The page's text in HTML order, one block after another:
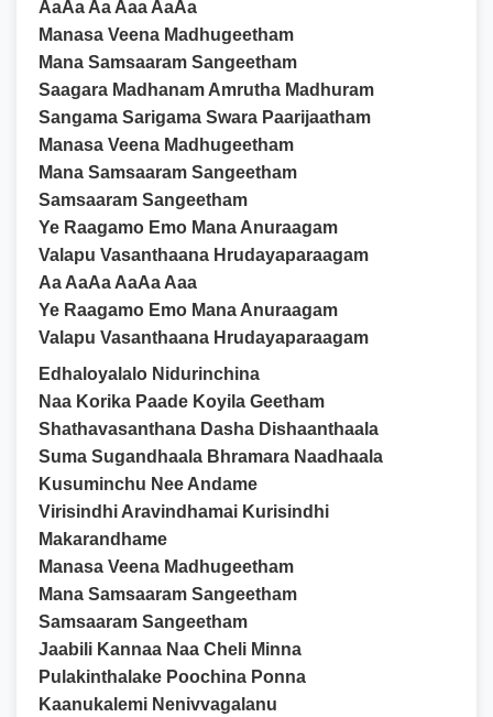
AaAa Aa Aaa AaAa
Manasa Veena Madhugeetham
Mana Samsaaram Sangeetham
Saagara Madhanam Amrutha Madhuram
Sangama Sarigama Swara Paarijaatham
Manasa Veena Madhugeetham
Mana Samsaaram Sangeetham
Samsaaram Sangeetham
Ye Raagamo Emo Mana Anuraagam
Valapu Vasanthaana Hrudayaparaagam
Aa AaAa AaAa Aaa
Ye Raagamo Emo Mana Anuraagam
Valapu Vasanthaana Hrudayaparaagam
Edhaloyalalo Nidurinchina
Naa Korika Paade Koyila Geetham
Shathavasanthana Dasha Dishaanthaala
Suma Sugandhaala Bhramara Naadhaala
Kusuminchu Nee Andame
Virisindhi Aravindhamai Kurisindhi
Makarandhame
Manasa Veena Madhugeetham
Mana Samsaaram Sangeetham
Samsaaram Sangeetham
Jaabili Kannaa Naa Cheli Minna
Pulakinthalake Poochina Ponna
Kaanukalemi Nenivvagalanu